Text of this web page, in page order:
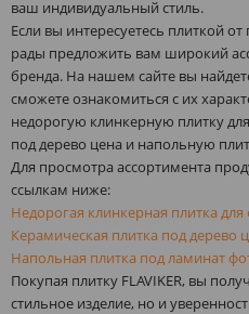
ваш индивидуальный стиль.
Если вы интересуетесь плиткой
рады предложить вам широкий
бренда. На нашем сайте вы
сможете ознакомиться с их
недорогую клинкерную плитку
под дерево цена и напольную
Для просмотра ассортимента
ссылкам ниже:
Недорогая клинкерная плитка для
Керамическая плитка под дерево
Напольная плитка под ламинат
Покупая плитку FLAVIKER, вы
стильное изделие, но и